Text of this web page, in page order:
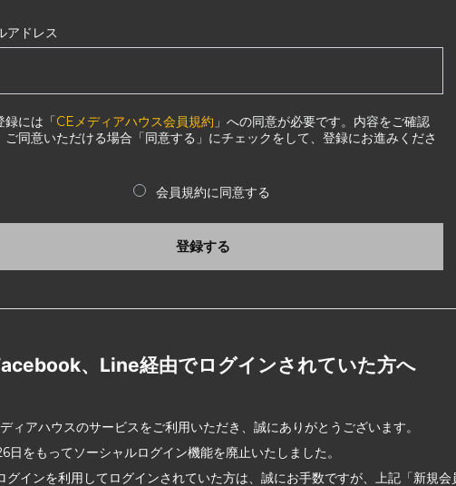
アドレス
録には「CEメディアハウス会員規約 」への同意が必要です。内容をご確認
ご同意いただける場合「同意する」にチェックをして、登録にお進みくださ
会員規約に同意する
登録する
、Line経由でログインされていた方へ
ィアハウスのサービスをご利用いただき、誠にありがとうございます。
日をもってソーシャルログイン機能を廃止いたしました。
グインを利用してログインされていた方は、誠にお手数ですが、上記「新規会